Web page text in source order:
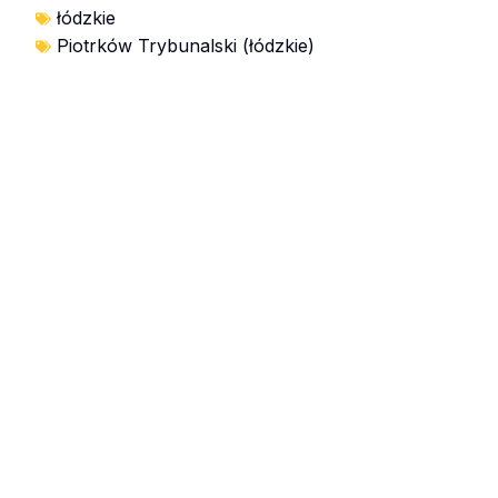
łódzkie
Piotrków Trybunalski (łódzkie)